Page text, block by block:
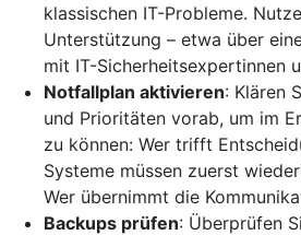
klassischen IT-Probleme.
Unterstützung – etwa über
mit IT-Sicherheitsexpertinnen
Notfallplan aktivieren: Klären
und Prioritäten vorab, um im
zu können: Wer trifft
Systeme müssen zuerst
Wer übernimmt die
Backups prüfen: Überprüfen